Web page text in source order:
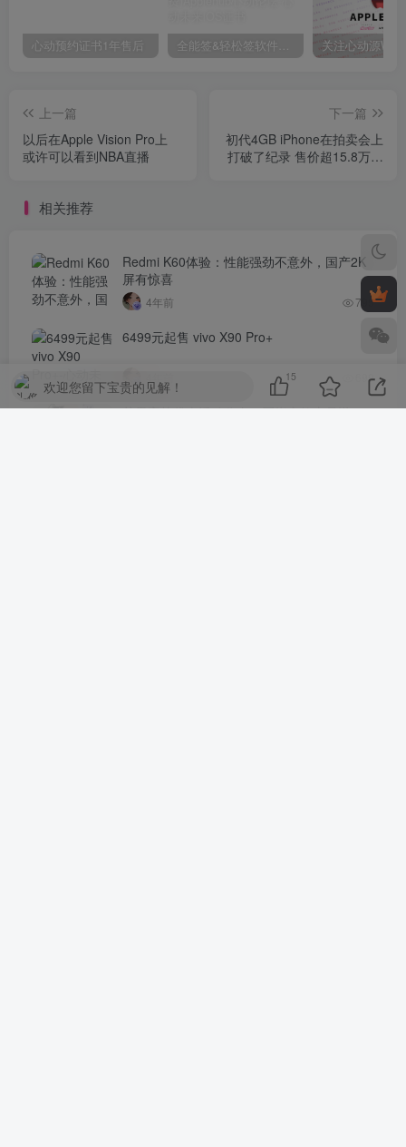
心动预约证书1年售后 全能签&轻松签软件源代搭建&搭建教程(免费)Applehub心动论坛
上一篇
以后在Apple Vision Pro上
或许可以看到NBA直播
下一篇
初代4GB iPhone在拍卖会上
打破了纪录 售价超15.8万美
相关推荐
Redmi K60体验：性能强劲不意外，国产2K
屏有惊喜
4年前 795
6499元起售 vivo X90 Pro+
699
苹果高校优惠活动公布：买指定款产品送
欢迎您留下宝贵的见解！
15